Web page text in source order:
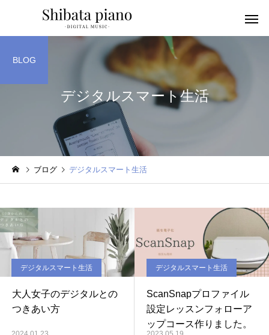
幼児音感レッスン
ピアノを教える人へ 楽譜作成アプ
デジタルスマート生活
BLOG
ブログ デジタルスマート生活
デジタルスマート生活
大人女子のデジタルとの
つきあい方
デジタルスマート生活
ScanSnapプロファイル
設定レッスンフォローア
ップコース作りました。